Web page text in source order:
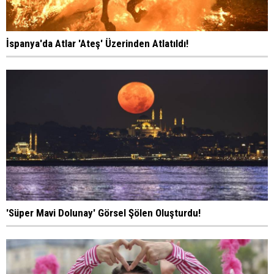
İspanya'da Atlar 'Ateş' Üzerinden Atlatıldı!
'Süper Mavi Dolunay' Görsel Şölen Oluşturdu!